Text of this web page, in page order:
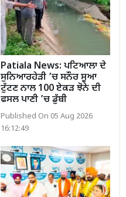
Patiala News: ਪਟਿਆਲਾ ਦੇ
ਸੁਨਿਆਰਹੇੜੀ ’ਚ ਸਨੌਰ ਸੂਆ
ਟੁੱਟਣ ਨਾਲ 100 ਏਕੜ ਝੋਨੇ ਦੀ
ਫਸਲ ਪਾਣੀ ’ਚ ਡੁੱਬੀ
Published On 05 Aug 2026
16:12:49